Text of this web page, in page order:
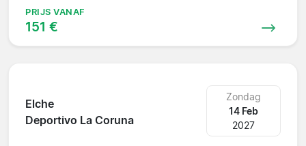
PRIJS VANAF
151 €
Elche
Deportivo La Coruna
Zondag
14 Feb
2027